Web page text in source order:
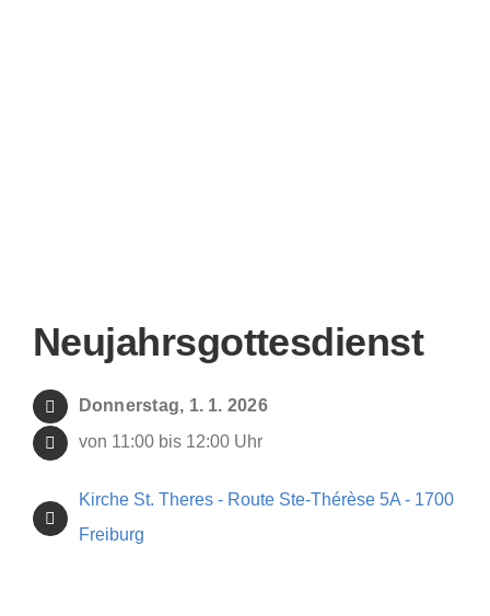
Links
Neujahrsgottesdienst
Donnerstag, 1. 1. 2026
von 11:00 bis 12:00 Uhr
Kirche St. Theres - Route Ste-Thérèse 5A - 1700
Freiburg